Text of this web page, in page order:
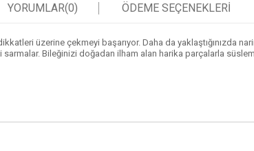
YORUMLAR(0) ÖDEME SEÇENEKLERI
üzerine çekmeyi başarıyor. Daha da yaklaştığınızda
Bileğinizi doğadan ilham alan harika parçalarla